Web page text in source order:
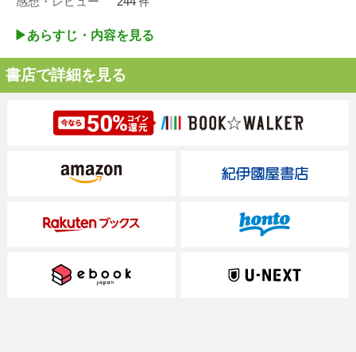
▶︎あらすじ・内容を見る
書店で詳細を見る